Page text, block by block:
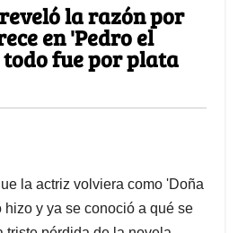
la razón por
en 'Pedro el
todo fue por plata
la actriz volviera como 'Doña
hizo y ya se conoció a qué se